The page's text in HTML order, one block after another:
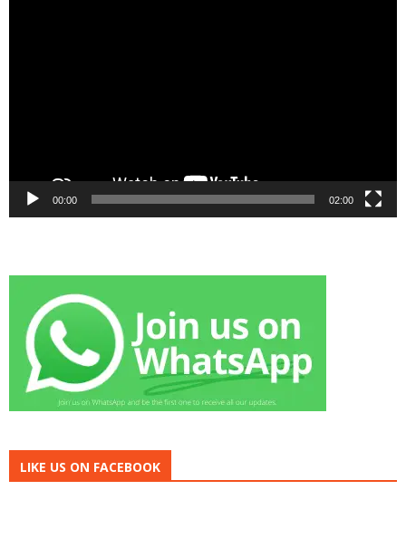
00:00 02:00
LIKE US ON FACEBOOK